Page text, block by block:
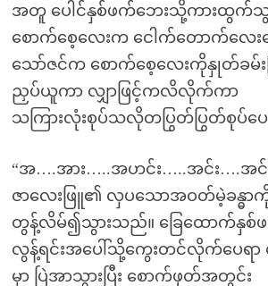
အတူ ပေါင်နှစ်ဖက်ဘေးသို့ကားထွက်သွ
စောက်စေ့လေးက ငေါက်တောက်လေ
သော်ဇင်က စောက်စေ့လေးကိုနှုတ်ခမ်း
ညှပ်ယူကာ လျှာဖြင့်ကလိလိုက်ကာ
သကြားလုံးစုပ်သလိုတပြွတ်ပြွတ်စုပ်
“အ….အား…..အဟင်း…..အင်း….အင်း
ဇာလေးဖြူ၏ လှပသောအဝတ်မဲ့ခန္
တွန့်လိမ်၍သွားသည်။ ခြေထောက်နှ
လွန့်ရင်းအပေါ်သို့ကွေးတင်လိုက်ပေရာ
မှာ ပြဲအာသွားပြီး စောက်ဖုတ်အတွင်း